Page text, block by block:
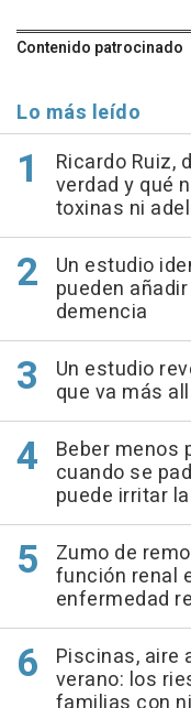
Contenido patrocinado
Lo más leído
Ricardo Ruiz,
verdad y qué
toxinas ni
Un estudio
pueden
demencia
Un estudio
que va más
Beber menos
cuando se
puede irritar
Zumo de
función renal
enfermedad
Piscinas, aire
verano: los